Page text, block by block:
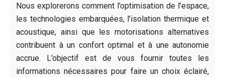
Nous explorerons comment l’optimisation de l’espace,
les technologies embarquées, l’isolation thermique et
acoustique, ainsi que les motorisations alternatives
contribuent à un confort optimal et à une autonomie
accrue. L’objectif est de vous fournir toutes les
informations nécessaires pour faire un choix éclairé,